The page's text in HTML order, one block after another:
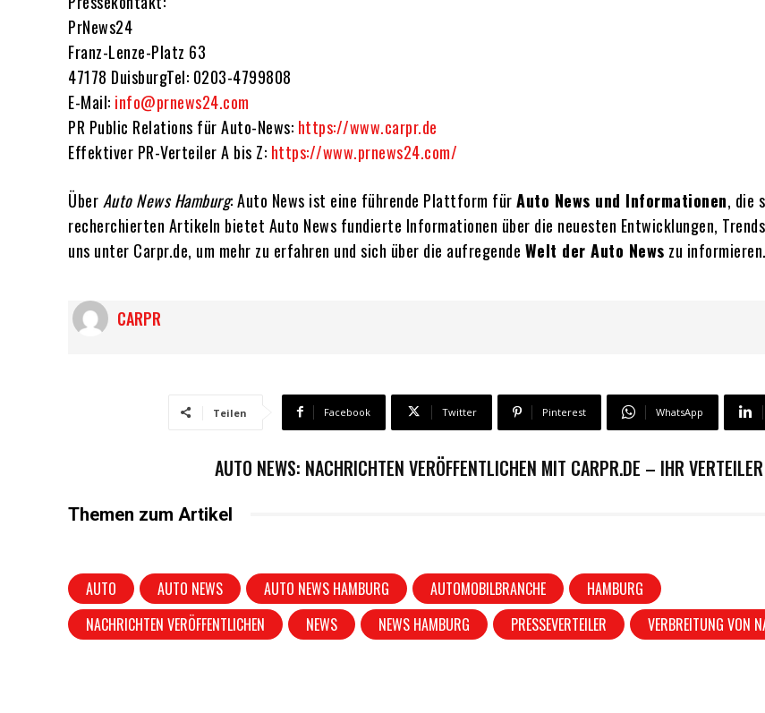
PrNews24
Franz-Lenze-Platz 63
47178 DuisburgTel: 0203-4799808
E-Mail: info@prnews24.com
PR Public Relations für Auto-News: https://www.carpr.de
Effektiver PR-Verteiler A bis Z: https://www.prnews24.com/
Über Auto News Hamburg: Auto News ist eine führende Plattform fürAuto News und Informationen, die
recherchierten Artikeln bietet Auto News fundierte Informationen über die neuesten Entwicklungen,
uns unter Carpr.de, um mehr zu erfahren und sich über die aufregende Welt der Auto News zu informieren.
CARPR
Teilen Facebook Twitter Pinterest WhatsApp
AUTO NEWS: NACHRICHTEN VERÖFFENTLICHEN MIT CARPR.DE – IHR
Themen zum Artikel
AUTO AUTO NEWS AUTO NEWS HAMBURG AUTOMOBILBRANCHE
HAMBURG
NACHRICHTEN VERÖFFENTLICHEN
NEWS NEWS HAMBURG PRESSEVERTEILER VERBREITUNG VON